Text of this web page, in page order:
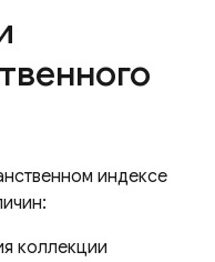
индексе
коллекции